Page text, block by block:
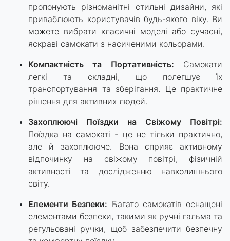
пропонують різноманітні стильні дизайни, які
приваблюють користувачів будь-якого віку. Ви
можете вибрати класичні моделі або сучасні,
яскраві самокати з насиченими кольорами.
Компактність та Портативність: Самокати
легкі та складні, що полегшує їх
транспортування та зберігання. Це практичне
рішення для активних людей.
Захоплюючі Поїздки на Свіжому Повітрі:
Поїздка на самокаті - це не тільки практично,
але й захоплююче. Вона сприяє активному
відпочинку на свіжому повітрі, фізичній
активності та дослідженню навколишнього
світу.
Елементи Безпеки: Багато самокатів оснащені
елементами безпеки, такими як ручні гальма та
регульовані ручки, щоб забезпечити безпечну